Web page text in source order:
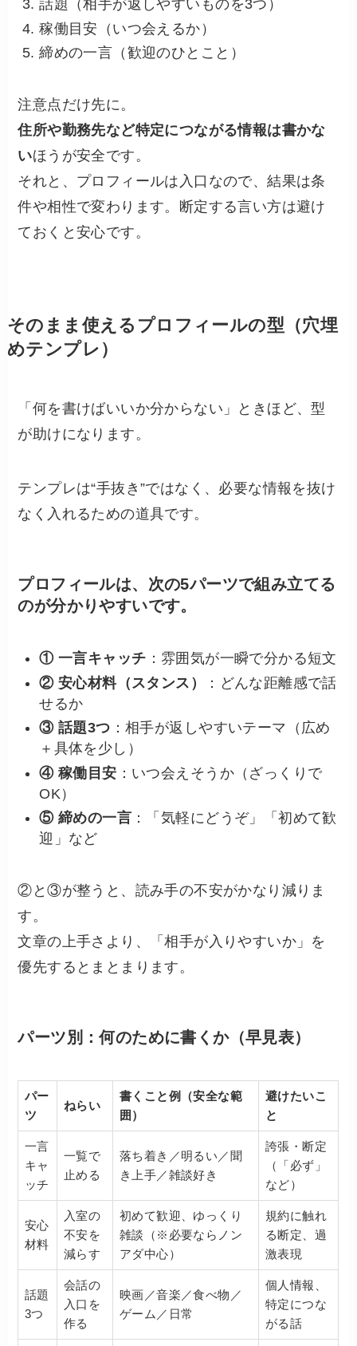
話題（相手が返しやすいものを3つ）
稼働目安（いつ会えるか）
締めの一言（歓迎のひとこと）
注意点だけ先に。
住所や勤務先など特定につながる情報は書かな
いほうが安全です。
それと、プロフィールは入口なので、結果は条
件や相性で変わります。断定する言い方は避け
ておくと安心です。
そのまま使えるプロフィールの型（穴埋
めテンプレ）
「何を書けばいいか分からない」ときほど、型
が助けになります。
テンプレは“手抜き”ではなく、必要な情報を抜け
なく入れるための道具です。
プロフィールは、次の5パーツで組み立てる
のが分かりやすいです。
① 一言キャッチ ：雰囲気が一瞬で分かる短文
② 安心材料（スタンス）
：どんな距離感で話
せるか
③ 話題3つ ：相手が返しやすいテーマ（広め
＋具体を少し）
④ 稼働目安 ：いつ会えそうか（ざっくりで
OK）
⑤ 締めの一言 ：「気軽にどうぞ」「初めて歓
迎」など
②と③が整うと、読み手の不安がかなり減りま
す。
文章の上手さより、「相手が入りやすいか」を
優先するとまとまります。
パーツ別：何のために書くか（早見表）
パー
ツ
ねらい
書くこと例（安全な範
囲）
避けたいこ
と
一言
キャ
ッチ
一覧で
止める
落ち着き／明るい／聞
き上手／雑談好き
誇張・断定
（「必ず」
など）
安心
材料
入室の
不安を
減らす
初めて歓迎、ゆっくり
雑談（※必要ならノン
アダ中心）
規約に触れ
る断定、過
激表現
話題
3つ
会話の
入口を
作る
映画／音楽／食べ物／
ゲーム／日常
個人情報、
特定につな
がる話